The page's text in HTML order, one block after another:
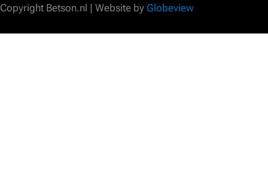
Copyright Betson.nl | Website by Globeview